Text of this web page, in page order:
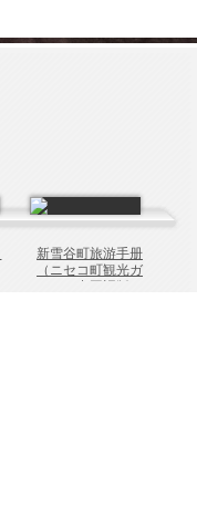
新雪谷町旅游手册
（ニセコ町観光ガ
イド 中国語版）